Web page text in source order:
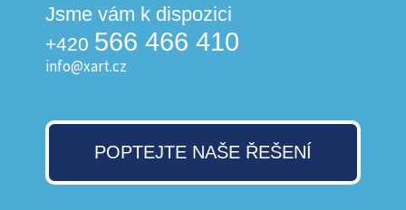
Jsme vám k dispozici
+420 566 466 410
info@xart.cz
POPTEJTE NAŠE ŘEŠENÍ